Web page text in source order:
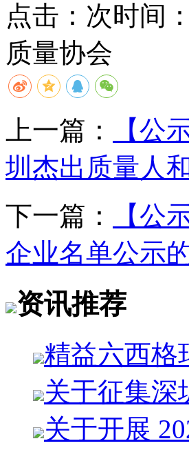
点击： 次时间
质量协会
上一篇：
【公
圳杰出质量人
下一篇：
【公
企业名单公示
资讯推荐
精益六西格
关于征集深
关于开展